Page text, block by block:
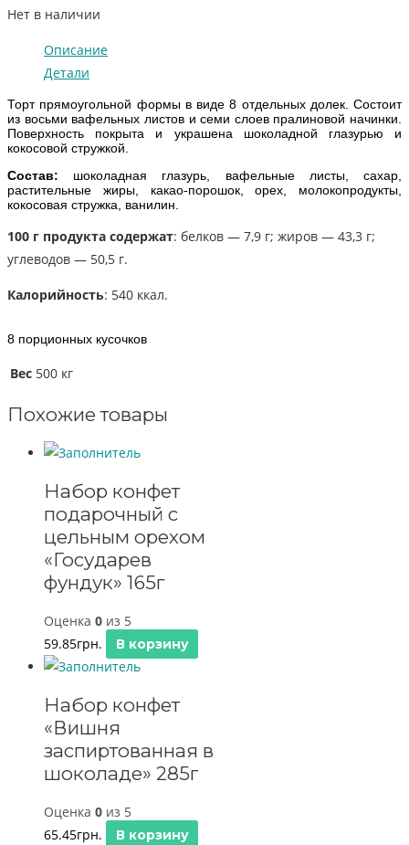
Нет в наличии
Описание
Детали
Торт прямоугольной формы в виде 8 отдельных долек. Состоит
из восьми вафельных листов и семи слоев пралиновой начинки.
Поверхность покрыта и украшена шоколадной глазурью и
кокосовой стружкой.
Состав: шоколадная глазурь, вафельные листы, сахар,
растительные жиры, какао-порошок, орех, молокопродукты,
кокосовая стружка, ванилин.
100 г продукта содержат: белков — 7,9 г; жиров — 43,3 г;
углеводов — 50,5 г.
Калорийность: 540 ккал.
8 порционных кусочков
Вес 500 кг
Похожие товары
Набор конфет
подарочный с
цельным орехом
«Государев
фундук» 165г
Оценка 0 из 5
59.85грн. В корзину
Набор конфет
«Вишня
заспиртованная в
шоколаде» 285г
Оценка 0 из 5
65.45грн. В корзину